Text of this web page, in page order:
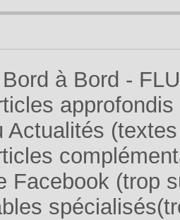
à Bord -
Actualités
Facebook (trop